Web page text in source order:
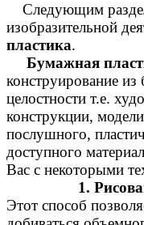
Следующим
изобразительной
пластика.
Бумажная
конструирование
целостности т.е.
конструкции,
послушного,
доступного
Вас с некоторыми
1.
Этот способ